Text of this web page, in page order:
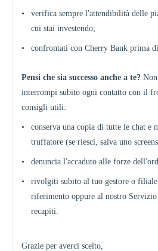
•
verifica sempre l'attendibilità delle
cui stai investendo;
• confrontati con Cherry Bank prima
Pensi che sia successo anche a te?
interrompi subito ogni contatto con il
consigli utili:
•
conserva una copia di tutte le chat e
truffatore (se riesci, salva uno
• denuncia l'accaduto alle forze
•
rivolgiti subito al tuo gestore o
riferimento oppure al nostro
recapiti.
Grazie per averci scelto,